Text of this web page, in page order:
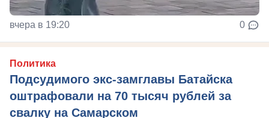
вчера в 19:20 0
Политика
Подсудимого экс-замглавы Батайска
оштрафовали на 70 тысяч рублей за
свалку на Самарском